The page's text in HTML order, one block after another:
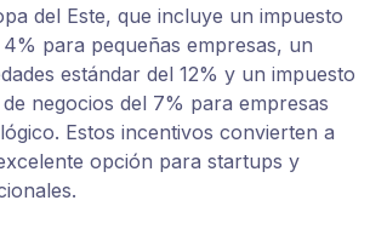
del Este, que incluye un impuesto
4% para pequeñas empresas, un
estándar del 12% y un impuesto
negocios del 7% para empresas
Estos incentivos convierten a
opción para startups y